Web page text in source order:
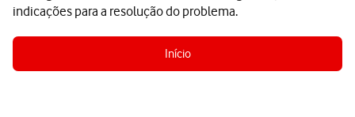
indicações para a resolução do problema.
Início